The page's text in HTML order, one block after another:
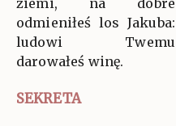
odmieniłeś los Jakuba:
ludowi Twemu
darowałeś winę.
SEKRETA